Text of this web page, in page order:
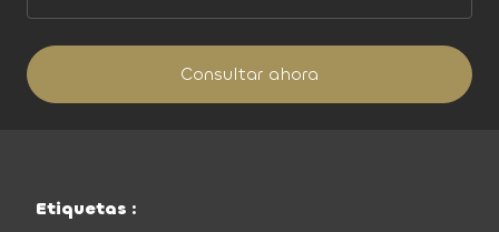
Consultar ahora
Etiquetas :